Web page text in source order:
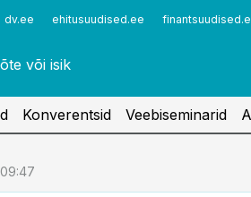
dv.ee ehitusuudised.ee
Konverentsid Veebiseminarid